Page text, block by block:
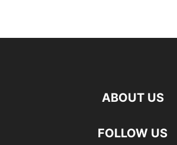
ABOUT US
FOLLOW US